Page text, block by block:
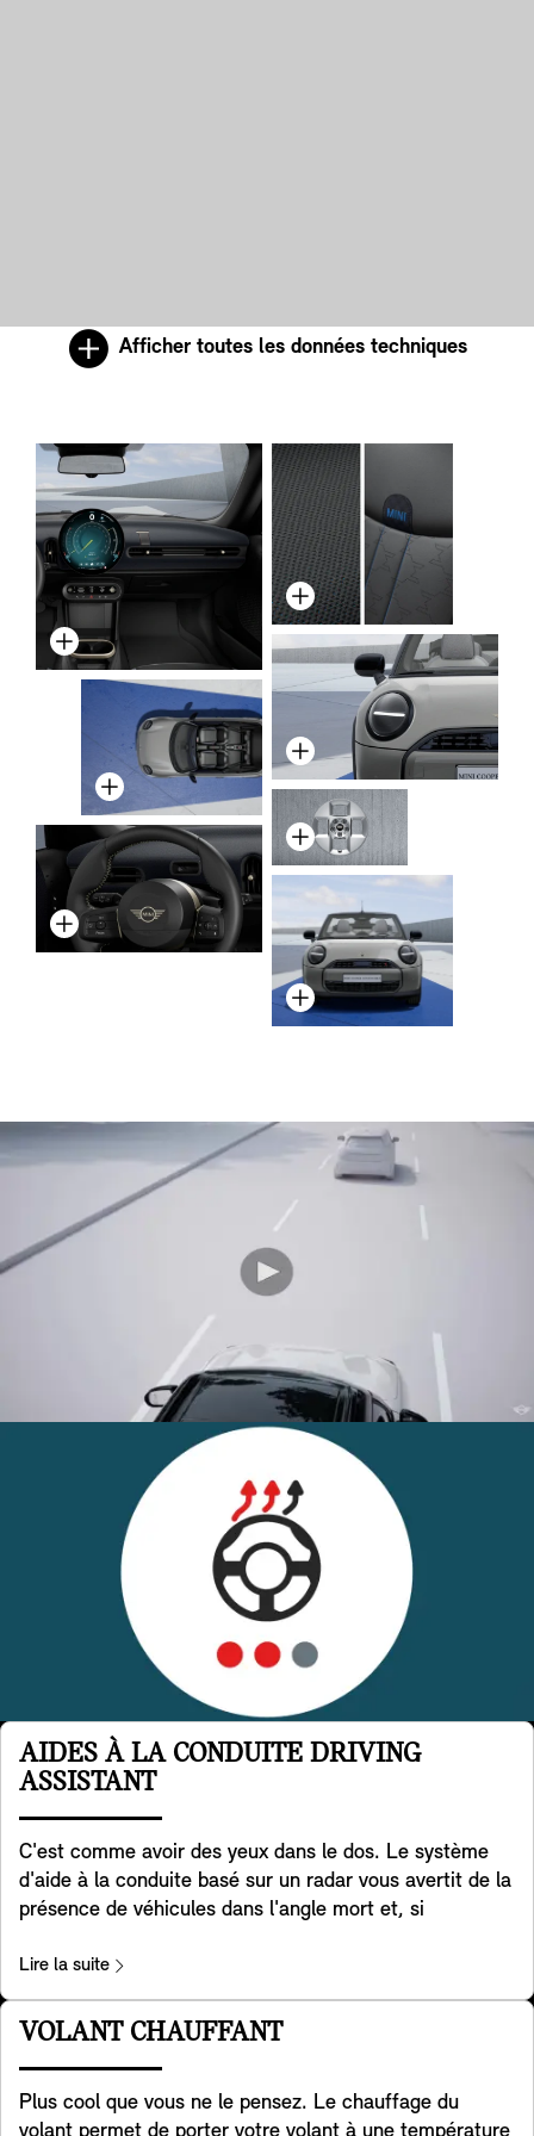
Afficher toutes les données techniques
AIDES À LA CONDUITE DRIVING
ASSISTANT
C'est comme avoir des yeux dans le dos. Le système
d'aide à la conduite basé sur un radar vous avertit de la
présence de véhicules dans l'angle mort et, si
trajectoire. De plus, il aide à détecter les véhicules qui
traversent derrière vous lorsque vous faites marche
arrière avec votre MINI. Il aide également à prévenir les
de détresse de votre MINI. Enfin, il vous avertit lorsque
Lire la suite
VOLANT CHAUFFANT
Plus cool que vous ne le pensez. Le chauffage du